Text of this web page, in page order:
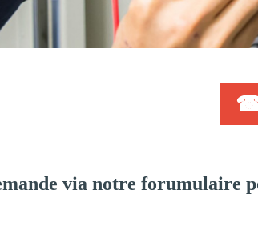
☎
via notre forumulaire